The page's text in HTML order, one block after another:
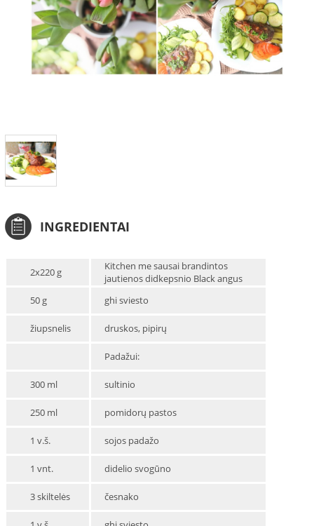
INGREDIENTAI
2x220 g
Kitchen me sausai brandintos
jautienos didkepsnio Black angus
50 g
ghi sviesto
žiupsnelis druskos, pipirų
Padažui:
300 ml sultinio
250 ml pomidorų pastos
1 v.š. sojos padažo
1 vnt. didelio svogūno
3 skiltelės česnako